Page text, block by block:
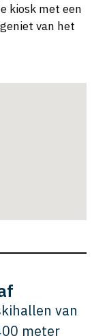
kiosk met een
van het
van
meter